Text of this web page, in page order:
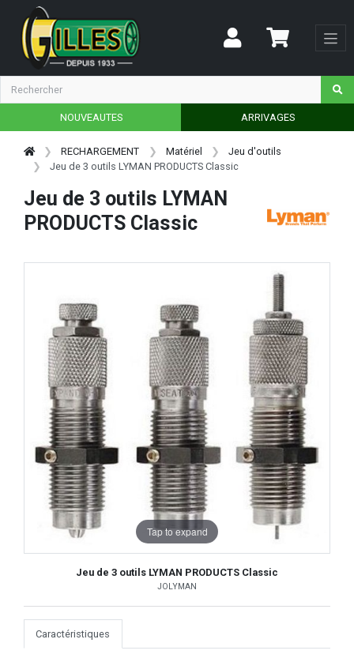
NOUVEAUTES ARRIVAGES
RECHARGEMENT Matériel
Jeu d'outils
Jeu de 3 outils LYMAN PRODUCTS Classic
Jeu de 3 outils LYMAN
PRODUCTS Classic
Tap to expand
Jeu de 3 outils LYMAN PRODUCTS Classic
JOLYMAN
Caractéristiques